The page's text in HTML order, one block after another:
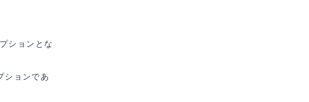
ションとな
ションであ